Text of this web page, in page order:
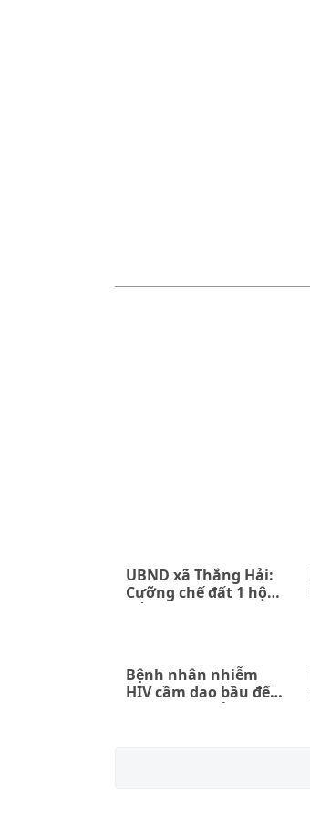
UBND xã Thắng Hải:
Cưỡng chế đất 1 hộ
để đền bù 7 hộ (kỳ 1)
Bệnh nhân nhiễm
HIV cầm dao bầu đến
bệnh viện chửi bới,